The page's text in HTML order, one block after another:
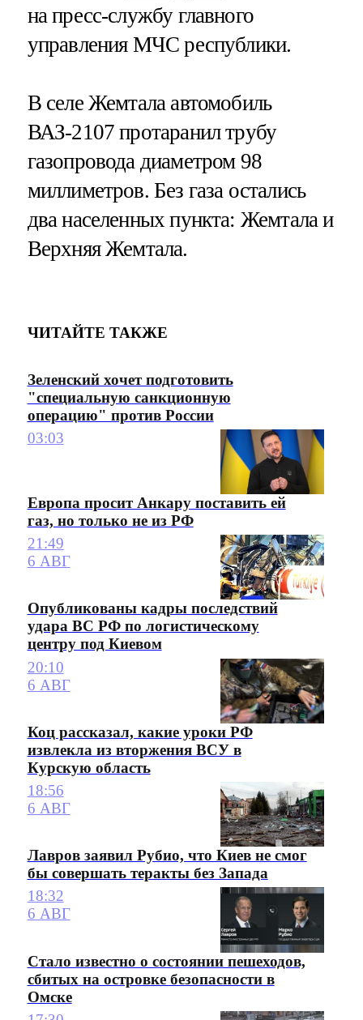
на пресс-службу главного
управления МЧС республики.
В селе Жемтала автомобиль
ВАЗ-2107 протаранил трубу
газопровода диаметром 98
миллиметров. Без газа остались
два населенных пункта: Жемтала и
Верхняя Жемтала.
ЧИТАЙТЕ ТАКЖЕ
Зеленский хочет подготовить
"специальную санкционную
операцию" против России
03:03
Европа просит Анкару поставить ей
газ, но только не из РФ
21:49
6 АВГ
Опубликованы кадры последствий
удара ВС РФ по логистическому
центру под Киевом
20:10
6 АВГ
Коц рассказал, какие уроки РФ
извлекла из вторжения ВСУ в
Курскую область
18:56
6 АВГ
Лавров заявил Рубио, что Киев не смог
бы совершать теракты без Запада
18:32
6 АВГ
Стало известно о состоянии пешеходов,
сбитых на островке безопасности в
Омске